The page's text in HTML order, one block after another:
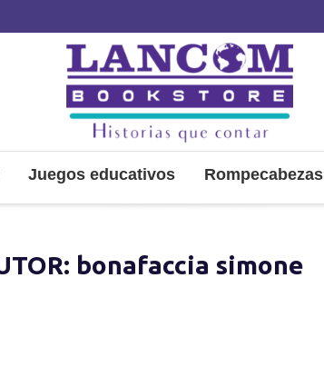
Juegos educativos Rompecabezas
bonafaccia simone